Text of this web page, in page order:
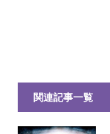
関連記事一覧